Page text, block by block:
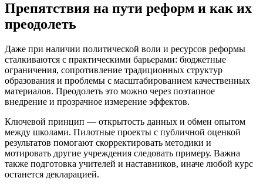
Препятствия на пути реформ и как их
преодолеть
Даже при наличии политической воли и ресурсов реформы
сталкиваются с практическими барьерами: бюджетные
ограничения, сопротивление традиционных структур
образования и проблемы с масштабированием качественных
материалов. Преодолеть это можно через поэтапное
внедрение и прозрачное измерение эффектов.
Ключевой принцип — открытость данных и обмен опытом
между школами. Пилотные проекты с публичной оценкой
результатов помогают скорректировать методики и
мотировать другие учреждения следовать примеру. Важна
также подготовка учителей и наставников, иначе любой курс
останется декларацией.